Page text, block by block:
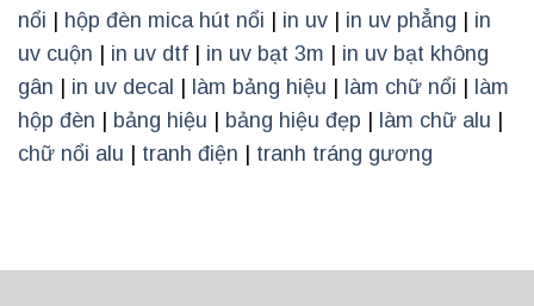
nổi | hộp đèn mica hút nổi | in uv | in uv phẳng | in
uv cuộn | in uv dtf | in uv bạt 3m | in uv bạt không
gân | in uv decal | làm bảng hiệu | làm chữ nổi | làm
hộp đèn | bảng hiệu | bảng hiệu đẹp | làm chữ alu |
chữ nổi alu | tranh điện | tranh tráng gương